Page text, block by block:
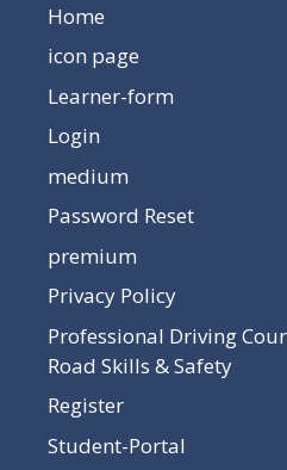
Home
icon page
Learner-form
Login
medium
Password Reset
premium
Privacy Policy
Professional Driving
Road Skills & Safety
Register
Student-Portal